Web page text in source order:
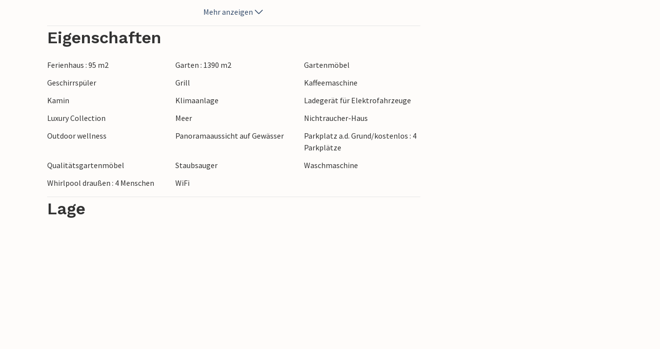
ist eine komfortable Unterkunft, die Sie das ganze Jahr über genießen können. Hier
können Sie vor dem Kamin oder in einem heißen Spa entspannten, vielleicht nach einem
Spaziergang am angrenzenden Strand. Hier wohnen Sie zwischen Borgholm und Löttorp,
die beide eine gute Auswahl an Geschäften, Restaurants und anderen Dienstleistungen
bieten. Darüber hinaus eine große Auswahl an Veranstaltungen in den Sommermonaten.
3 Golfplätzen und einem fantastischen Restaurant. Öland bietet viele Aktivitäten für
jedes Alter, wie den magischen Trollskogen, den Tier- und Vergnügungspark von Öland,
die mittelalterliche Burg von Eketorp und viel Kultur und Kunst. Öland hat viele Künstler
mit offenen Ateliers und Verkäufen.
Mehr anzeigen
Eigenschaften
Ferienhaus : 95 m2 Garten : 1390 m2
Gartenmöbel
Geschirrspüler
Grill
Kaffeemaschine
Kamin
Klimaanlage
Ladegerät für Elektrofahrzeuge
Luxury Collection
Meer
Nichtraucher-Haus
Outdoor wellness
Panoramaaussicht auf Gewässer
Parkplatz a.d. Grund/kostenlos : 4
Parkplätze
Qualitätsgartenmöbel
Staubsauger
Waschmaschine
Whirlpool draußen : 4 Menschen
WiFi
Lage